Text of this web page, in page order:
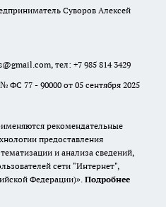
Суворов Алексей
тел: +7 985 814 3429
ФС 77 - 90000 от 05 сентября 2025
рекомендательные
предоставления
и анализа сведений,
сети "Интернет",
Федерации)». Подробнее